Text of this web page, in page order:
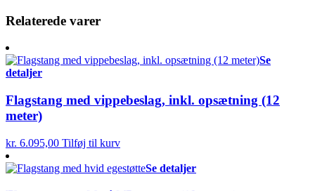
Relaterede varer
Se
detaljer
Flagstang med vippebeslag, inkl. opsætning (12
meter)
kr. 6.095,00 Tilføj til kurv
Se detaljer